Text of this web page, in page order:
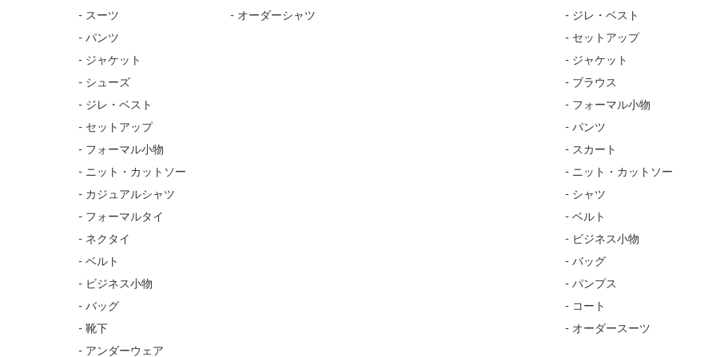
- スーツ
- パンツ
- ジャケット
- シューズ
- ジレ・ベスト
- セットアップ
- フォーマル小物
- ニット・カットソー
- カジュアルシャツ
- フォーマルタイ
- ネクタイ
- ベルト
- ビジネス小物
- バッグ
- 靴下
- アンダーウェア
- オーダーシャツ
- ジレ・ベスト
- セットアップ
- ジャケット
- ブラウス
- フォーマル小物
- パンツ
- スカート
- ニット・カットソー
- シャツ
- ベルト
- ビジネス小物
- バッグ
- パンプス
- コート
- オーダースーツ